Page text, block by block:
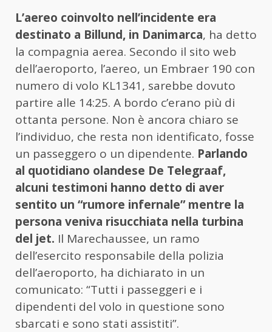
L’aereo coinvolto nell’incidente era
destinato a Billund, in Danimarca, ha detto
la compagnia aerea. Secondo il sito web
dell’aeroporto, l’aereo, un Embraer 190 con
numero di volo KL1341, sarebbe dovuto
partire alle 14:25. A bordo c’erano più di
ottanta persone. Non è ancora chiaro se
l’individuo, che resta non identificato, fosse
un passeggero o un dipendente. Parlando
al quotidiano olandese De Telegraaf,
alcuni testimoni hanno detto di aver
sentito un “rumore infernale” mentre la
persona veniva risucchiata nella turbina
del jet. Il Marechaussee, un ramo
dell’esercito responsabile della polizia
dell’aeroporto, ha dichiarato in un
comunicato: “Tutti i passeggeri e i
dipendenti del volo in questione sono
sbarcati e sono stati assistiti”.